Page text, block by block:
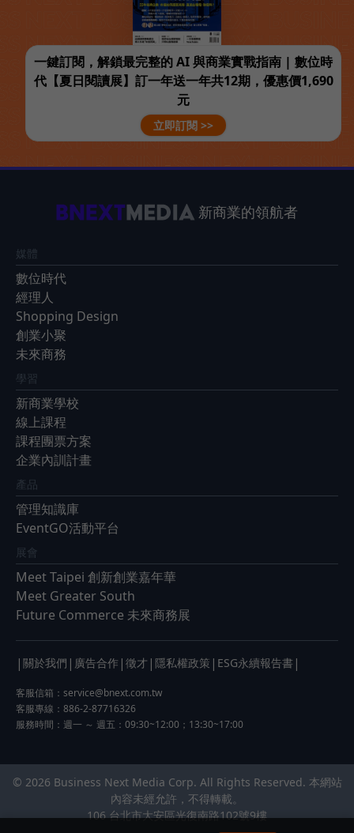
一鍵訂閱，解鎖最完整的 AI 與商業實戰指南 | 數位時
代【夏日閱讀展】訂一年送一年共12期，優惠價1,690
元
立即訂閱 >>
新商業的領航者
媒體
數位時代
經理人
Shopping Design
創業小聚
未來商務
學習
新商業學校
線上課程
課程團票方案
企業內訓計畫
產品
管理知識庫
EventGO活動平台
展會
Meet Taipei 創新創業嘉年華
Meet Greater South
Future Commerce 未來商務展
| 關於我們 | 廣告合作 | 徵才 | 隱私權政策 | ESG永續報告書 |
客服信箱： service@bnext.com.tw
客服專線：886-2-87716326
服務時間：週一 ～ 週五：09:30~12:00；13:30~17:00
© 2026 Business Next Media Corp. All Rights Reserved. 本網站
內容未經允許，不得轉載。
106 台北市大安區光復南路102號9樓